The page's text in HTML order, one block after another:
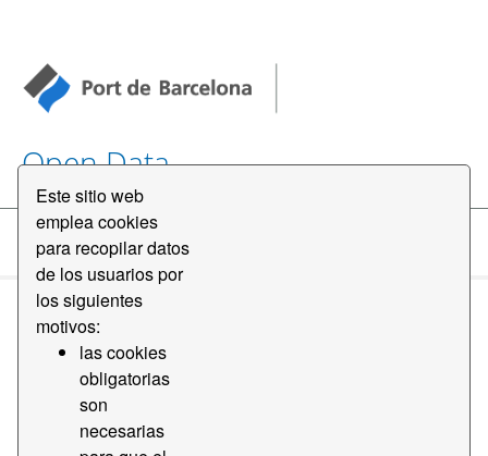
Este sitio web
emplea cookies
para recopilar datos
de los usuarios por
los siguientes
motivos:
las cookies
obligatorias
son
necesarias
Open Data
Conjuntos de datos
Ordenar por